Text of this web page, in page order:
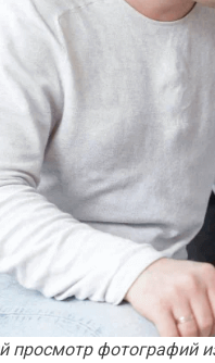
просмотр фотографий